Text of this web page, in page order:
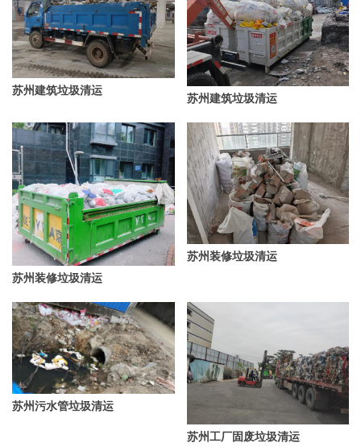
苏州建筑垃圾清运
苏州建筑垃圾清运
苏州装修垃圾清运
苏州装修垃圾清运
苏州污水管垃圾清运
苏州工厂固废垃圾清运